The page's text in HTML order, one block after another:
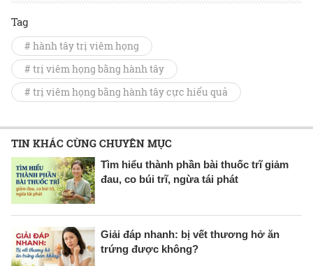
Tag
# hành tây trị viêm họng
# trị viêm họng bằng hành tây
# trị viêm họng bằng hành tây cực hiểu quả
TIN KHÁC CÙNG CHUYÊN MỤC
Tìm hiểu thành phần bài thuốc trĩ giảm
đau, co búi trĩ, ngừa tái phát
Giải đáp nhanh: bị vết thương hở ăn
trứng được không?